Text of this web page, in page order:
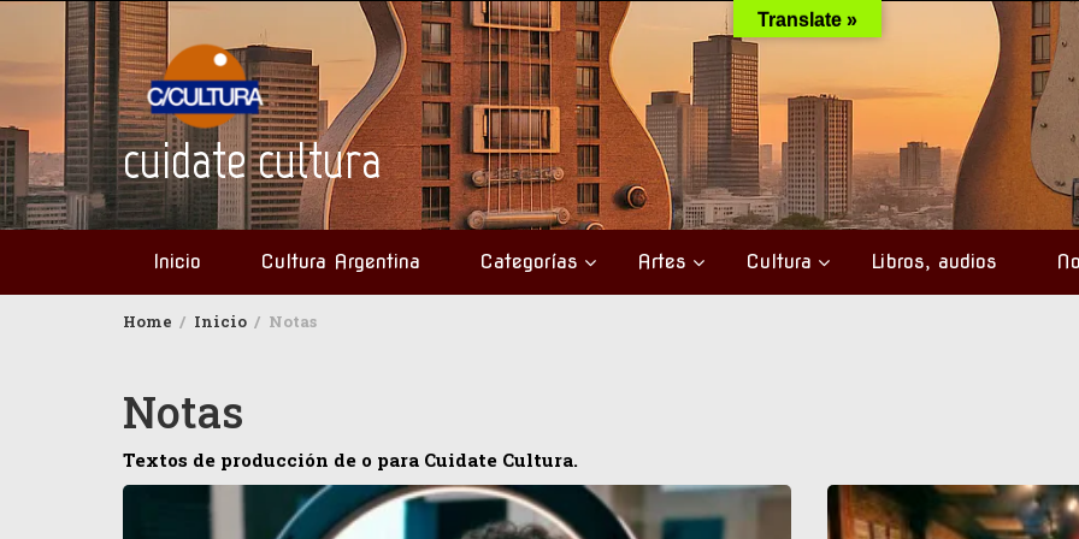
content
cuidate cultura
Inicio Cultura Argentina Categorías Artes Cultura Libros, audios
Home Inicio Notas
Notas
Textos de producción de o para Cuidate Cultura.
Translate »